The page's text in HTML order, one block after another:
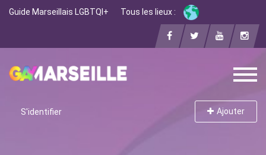
Guide Marseillais LGBTQI+ Tous les lieux :
S'identifier Ajouter